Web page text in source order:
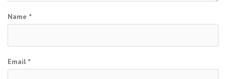
Name *
Email *